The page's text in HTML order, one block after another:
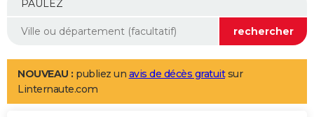
Mobiles
Meilleur smartphone
Internet
Ordinateurs
Jeux vidéo
Guide high-tech
Aménagement intérieur
LIFESTYLE
Art de vivre
Bien-être
Loisirs
Mode
Modes de vie
NOUVEAU : publiez un avis de décès gratuitsur
Linternaute.com